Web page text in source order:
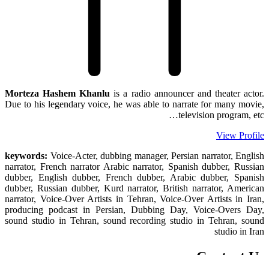
Morteza Hashem Khanlu is a radio announcer and theater actor.
Due to his legendary voice, he was able to narrate for many movie,
television program, etc…
View Profile
keywords: Voice-Acter, dubbing manager, Persian narrator, English
narrator, French narrator Arabic narrator, Spanish dubber, Russian
dubber, English dubber, French dubber, Arabic dubber, Spanish
dubber, Russian dubber, Kurd narrator, British narrator, American
narrator, Voice-Over Artists in Tehran, Voice-Over Artists in Iran,
producing podcast in Persian, Dubbing Day, Voice-Overs Day,
sound studio in Tehran, sound recording studio in Tehran, sound
studio in Iran